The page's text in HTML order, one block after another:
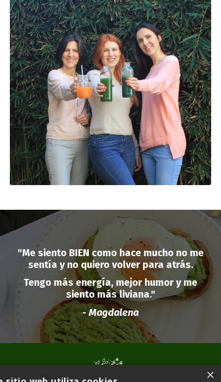
"Me siento BIEN como hace mucho no me
sentía y no quiero volver para atrás.
Tengo más energía, mejor humor y me
siento más liviana."
-Magdalena
×